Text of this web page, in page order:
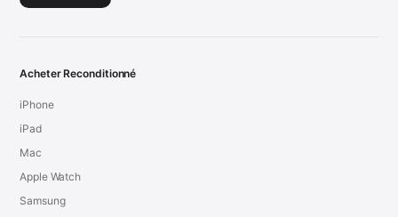
Acheter Reconditionné
iPhone
iPad
Mac
Apple Watch
Samsung